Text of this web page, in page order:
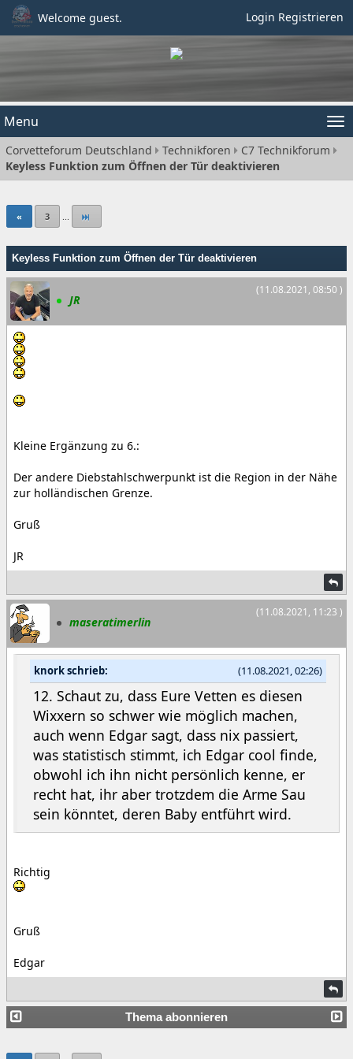
Welcome guest. Login Registrieren
Menu
Corvetteforum Deutschland Technikforen
C7 Technikforum
Keyless Funktion zum Öffnen der Tür deaktivieren
« 3 ...
Keyless Funktion zum Öffnen der Tür deaktivieren
(11.08.2021, 08:50 )
JR
Kleine Ergänzung zu 6.:
Der andere Diebstahlschwerpunkt ist die Region in der Nähe
zur holländischen Grenze.
Gruß
JR
(11.08.2021, 11:23 )
maseratimerlin
(11.08.2021, 02:26)
knork schrieb:
12. Schaut zu, dass Eure Vetten es diesen
Wixxern so schwer wie möglich machen,
auch wenn Edgar sagt, dass nix passiert,
was statistisch stimmt, ich Edgar cool finde,
obwohl ich ihn nicht persönlich kenne, er
recht hat, ihr aber trotzdem die Arme Sau
sein könntet, deren Baby entführt wird.
Richtig
Gruß
Edgar
Thema abonnieren